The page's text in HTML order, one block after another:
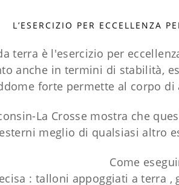
L’ESERCIZIO PER ECCELLENZA
terra è l'esercizio per
anche in termini di stabilità,
forte permette al corpo
La Crosse mostra che
esterni meglio di qualsiasi altro
Come
: talloni appoggiati a terra